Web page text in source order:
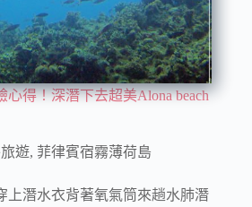
得！深潛下去超美Alona beach
遊, 菲律賓宿霧薄荷島
上潛水衣背著氧氣筒來趟水肺潛